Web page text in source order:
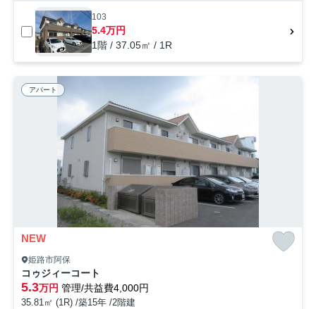
103
5.4万円
1階 / 37.05㎡ / 1R
アパート
NEW
姫路市阿保
コゥジィーコート
5.3万円 管理/共益費4,000円
35.81㎡ (1R) /築15年 /2階建